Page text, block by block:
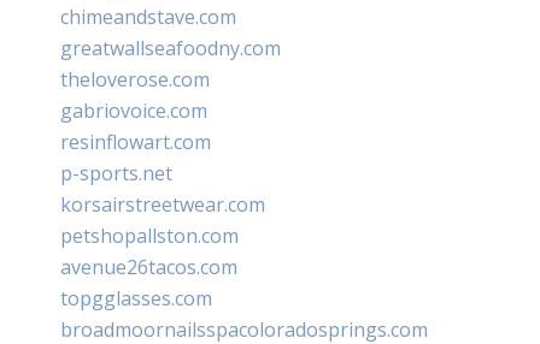
chimeandstave.com
greatwallseafoodny.com
theloverose.com
gabriovoice.com
resinflowart.com
p-sports.net
korsairstreetwear.com
petshopallston.com
avenue26tacos.com
topgglasses.com
broadmoornailsspacoloradosprings.com